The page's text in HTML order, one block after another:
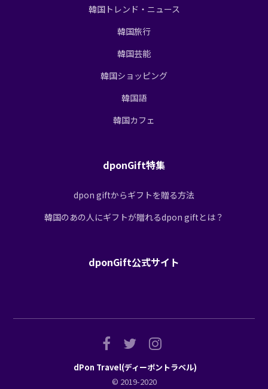
韓国トレンド・ニュース
韓国旅行
韓国芸能
韓国ショッピング
韓国語
韓国カフェ
dponGift特集
dpon giftからギフトを贈る方法
韓国のあの人にギフトが贈れるdpon giftとは？
dponGift公式サイト
© 2019-2020
dPon Travel(ディーポントラベル)